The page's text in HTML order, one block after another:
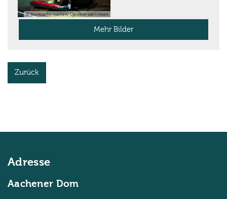
© Domkapitel Aachen/ Christian van't Hoen
Mehr Bilder
Zurück
Adresse
Aachener Dom